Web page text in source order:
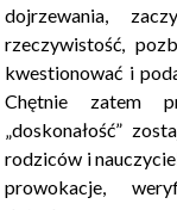
dojrzewania,
rzeczywistość,
kwestionować i
Chętnie zatem
„doskonałość”
rodziców i
prowokacje,